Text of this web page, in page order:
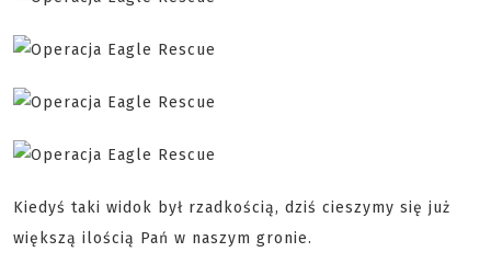
Kiedyś taki widok był rzadkością, dziś cieszymy się już
większą ilością Pań w naszym gronie.